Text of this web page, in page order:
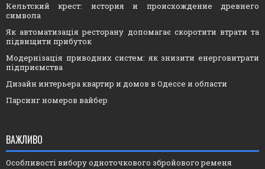
Кельтский крест: история и происхождение древнего
символа
Як автоматизація ресторану допомагає скоротити втрати та
підвищити прибуток
Модернізація приводних систем: як знизити енерговитрати
підприємства
Дизайн интерьера квартир и домов в Одессе и области
Парсинг номеров вайбер
ВАЖЛИВО
Особливості вибору одноточкового збройового ременя